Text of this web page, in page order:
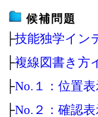
候補問題
├技能独学イン
├複線図書き方
├No.１：位置
├No.２：確認表